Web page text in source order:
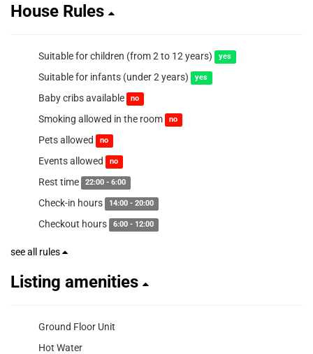
House Rules
Suitable for children (from 2 to 12 years) yes
Suitable for infants (under 2 years) yes
Baby cribs available no
Smoking allowed in the room no
Pets allowed no
Events allowed no
Rest time 22:00 - 6:00
Check-in hours 14:00 - 20:00
Checkout hours 6:00 - 12:00
see all rules
Listing amenities
Ground Floor Unit
Hot Water